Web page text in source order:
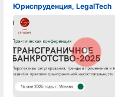
Юриспруденция, LegalTech
Смотреть видео